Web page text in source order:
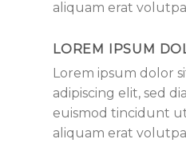
aliquam erat
LOREM IPSUM
Lorem ipsum dolor
adipiscing elit, sed
euismod tincidunt
aliquam erat